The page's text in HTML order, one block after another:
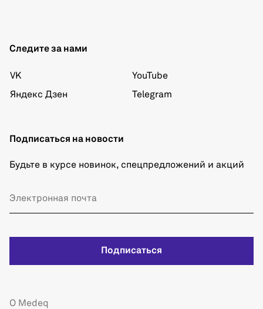
Следите за нами
VK
Яндекс Дзен
YouTube
Telegram
Подписаться на новости
Будьте в курсе новинок, спецпредложений и акций
Подписаться
О Medeq